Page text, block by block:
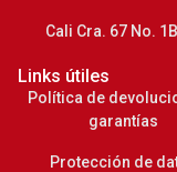
Cali Cra. 67 No.
Links útiles
Política de
garantías
Protección de